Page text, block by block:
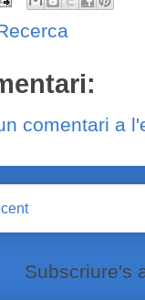
comentari a
Subscriure's